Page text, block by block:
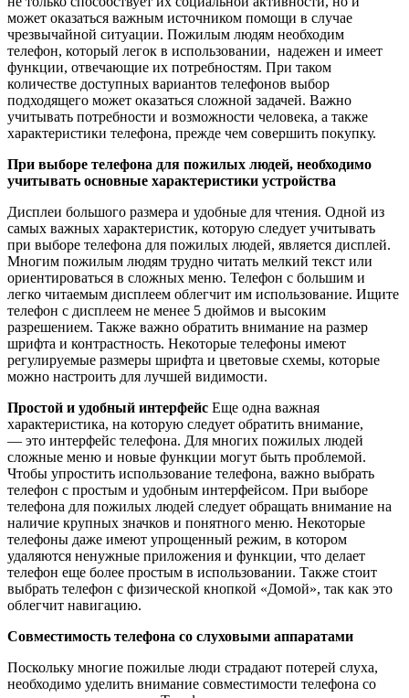
может оказаться важным источником помощи в случае
чрезвычайной ситуации. Пожилым людям необходим
телефон, который легок в использовании, надежен и имеет
функции, отвечающие их потребностям. При таком
количестве доступных вариантов телефонов выбор
подходящего может оказаться сложной задачей. Важно
учитывать потребности и возможности человека, а также
характеристики телефона, прежде чем совершить покупку.
При выборе телефона для пожилых людей, необходимо
учитывать основные характеристики устройства
Дисплеи большого размера и удобные для чтения. Одной из
самых важных характеристик, которую следует учитывать
при выборе телефона для пожилых людей, является дисплей.
Многим пожилым людям трудно читать мелкий текст или
ориентироваться в сложных меню. Телефон с большим и
легко читаемым дисплеем облегчит им использование. Ищите
телефон с дисплеем не менее 5 дюймов и высоким
разрешением. Также важно обратить внимание на размер
шрифта и контрастность. Некоторые телефоны имеют
регулируемые размеры шрифта и цветовые схемы, которые
можно настроить для лучшей видимости.
Простой и удобный интерфейс Еще одна важная
характеристика, на которую следует обратить внимание,
— это интерфейс телефона. Для многих пожилых людей
сложные меню и новые функции могут быть проблемой.
Чтобы упростить использование телефона, важно выбрать
телефон с простым и удобным интерфейсом. При выборе
телефона для пожилых людей следует обращать внимание на
наличие крупных значков и понятного меню. Некоторые
телефоны даже имеют упрощенный режим, в котором
удаляются ненужные приложения и функции, что делает
телефон еще более простым в использовании. Также стоит
выбрать телефон с физической кнопкой «Домой», так как это
облегчит навигацию.
Совместимость телефона со слуховыми аппаратами
Поскольку многие пожилые люди страдают потерей слуха,
необходимо уделить внимание совместимости телефона со